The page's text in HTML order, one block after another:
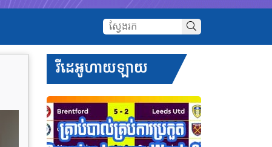
វីដេអូហាយឡាយ